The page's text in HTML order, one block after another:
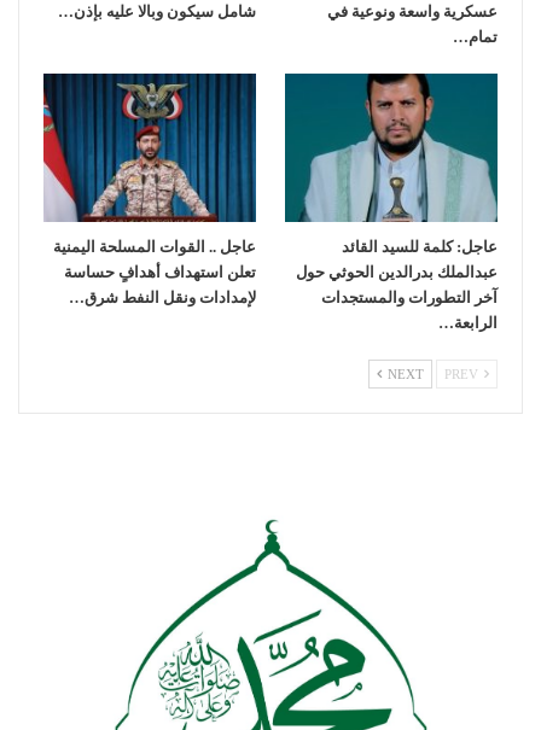
عسكرية واسعة ونوعية في
تمام…
شامل سيكون وبالا عليه بإذن…
عاجل: كلمة للسيد القائد
عبدالملك بدرالدين الحوثي حول
آخر التطورات والمستجدات
الرابعة…
عاجل .. القوات المسلحة اليمنية
تعلن استهداف أهدافٍ حساسة
لإمدادات ونقل النفط شرق…
NEXT